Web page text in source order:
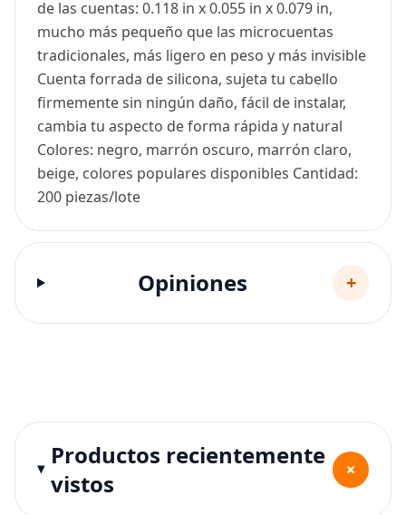
de las cuentas: 0.118 in x 0.055 in x 0.079 in,
mucho más pequeño que las microcuentas
tradicionales, más ligero en peso y más invisible
Cuenta forrada de silicona, sujeta tu cabello
firmemente sin ningún daño, fácil de instalar,
cambia tu aspecto de forma rápida y natural
Colores: negro, marrón oscuro, marrón claro,
beige, colores populares disponibles Cantidad:
200 piezas/lote
Opiniones +
Productos recientemente
vistos
+